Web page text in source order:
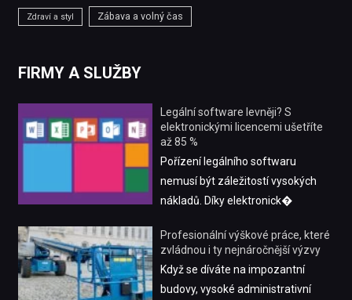
Zdraví a styl Zábava a volný čas
FIRMY A SLUŽBY
Legální software levněji? S
elektronickými licencemi ušetříte
až 85 %
Pořízení legálního softwaru
nemusí být záležitostí vysokých
nákladů. Díky elektronick�
Profesionální výškové práce, které
zvládnou i ty nejnáročnější výzvy
Když se díváte na impozantní
budovy, vysoké administrativní